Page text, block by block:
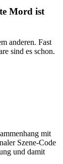
Mord ist
anderen. Fast
sind es schon.
mit
Szene-Code
und damit